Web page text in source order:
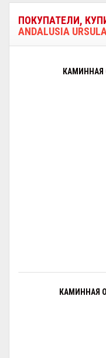
ПОКУПАТЕЛИ,
ANDALUSIA
КАМИННАЯ
КАМИННАЯ